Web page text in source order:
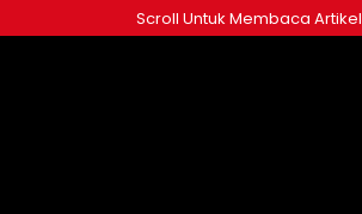
to
Scroll Untuk Membaca Artikel